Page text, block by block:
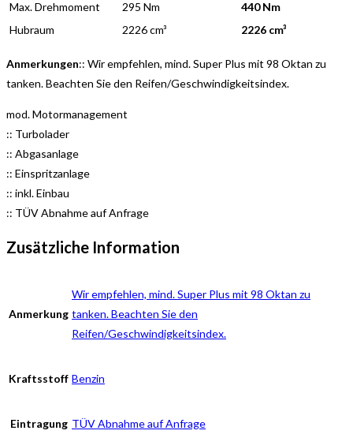
Max. Drehmoment
295 Nm
440 Nm
Hubraum
2226 cm³ 2226 cm³
Anmerkungen:: Wir empfehlen, mind. Super Plus mit 98 Oktan zu
tanken. Beachten Sie den Reifen/Geschwindigkeitsindex.
mod. Motormanagement
:: Turbolader
:: Abgasanlage
:: Einspritzanlage
:: inkl. Einbau
:: TÜV Abnahme auf Anfrage
Zusätzliche Information
Anmerkung
Wir empfehlen, mind. Super Plus mit 98 Oktan zu
tanken. Beachten Sie den
Reifen/Geschwindigkeitsindex.
Kraftsstoff Benzin
Eintragung TÜV Abnahme auf Anfrage